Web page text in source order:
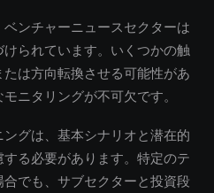
ンチャーニュースセクターは
られています。いくつかの触
は方向転換させる可能性があ
ニタリングが不可欠です。
グは、基本シナリオと潜在的
る必要があります。特定のテ
でも、サブセクターと投資段